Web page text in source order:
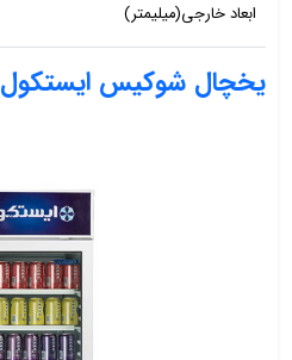
ابعاد خارجی(میلیمتر)
یخچال شوکیس ایستکول TM-9515 CS